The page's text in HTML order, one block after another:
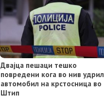
Двајца пешаци тешко
повредени кога во нив удрил
автомобил на крстосница во
Штип